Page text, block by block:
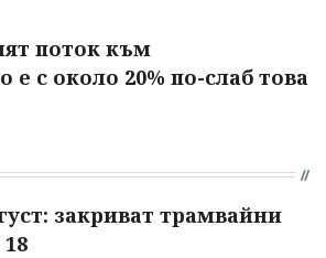
поток към
с около 20% по-слаб това
закриват трамвайни